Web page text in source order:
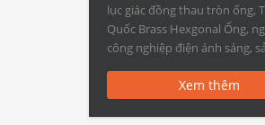
lục giác đồng thau tròn ống,
Quốc Brass Hexgonal Ống,
công nghiệp điện ánh sáng,
công nghiệp quốc phòng, và
vực khác Lục giác đồng thau
Xem thêm